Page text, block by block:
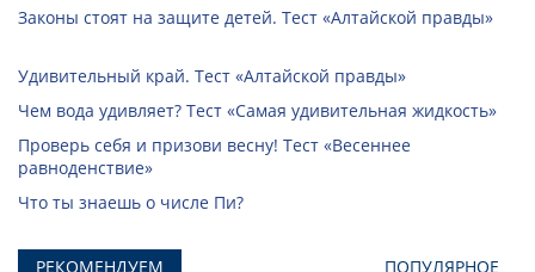
Законы стоят на защите детей. Тест «Алтайской правды»
Удивительный край. Тест «Алтайской правды»
Чем вода удивляет? Тест «Самая удивительная жидкость»
Проверь себя и призови весну! Тест «Весеннее
равноденствие»
Что ты знаешь о числе Пи?
РЕКОМЕНДУЕМ ПОПУЛЯРНОЕ